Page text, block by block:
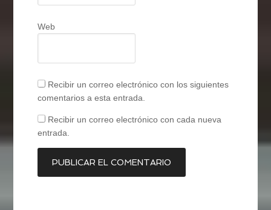
Web
Recibir un correo electrónico con los siguientes
comentarios a esta entrada.
Recibir un correo electrónico con cada nueva
entrada.